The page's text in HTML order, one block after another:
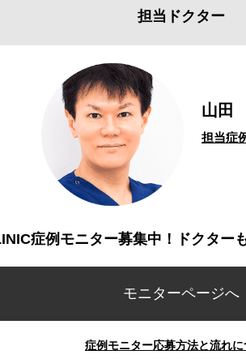
担当ドクター
山田
担当症
症例モニター募集中！ドクター
モニターページへ
症例モニター応募方法と流れに